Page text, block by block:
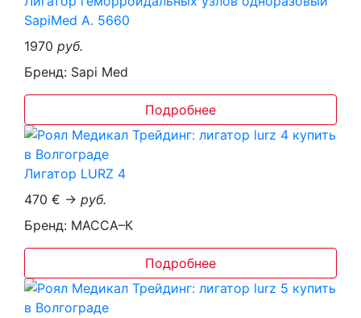
SapiMed А. 5660
1970 руб.
Бренд: Sapi Med
Подробнее
Лигатор LURZ 4
470 € → руб.
Бренд: МАССА–К
Подробнее